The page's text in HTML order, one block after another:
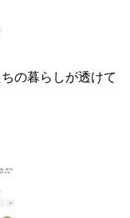
の暮らしが透けて